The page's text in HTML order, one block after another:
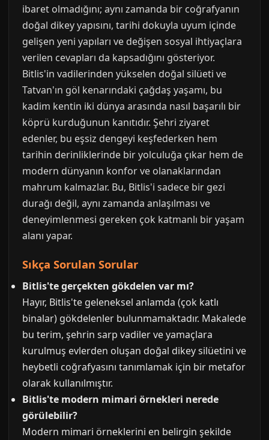
ibaret olmadığını; aynı zamanda bir coğrafyanın
doğal dikey yapısını, tarihi dokuyla uyum içinde
gelişen yeni yapıları ve değişen sosyal ihtiyaçlara
verilen cevapları da kapsadığını gösteriyor.
Bitlis'in vadilerinden yükselen doğal silüeti ve
Tatvan'ın göl kenarındaki çağdaş yaşamı, bu
kadim kentin iki dünya arasında nasıl başarılı bir
köprü kurduğunun kanıtıdır. Şehri ziyaret
edenler, bu eşsiz dengeyi keşfederken hem
tarihin derinliklerinde bir yolculuğa çıkar hem de
modern dünyanın konfor ve olanaklarından
mahrum kalmazlar. Bu, Bitlis'i sadece bir gezi
durağı değil, aynı zamanda anlaşılması ve
deneyimlenmesi gereken çok katmanlı bir yaşam
alanı yapar.
Sıkça Sorulan Sorular
Bitlis'te gerçekten gökdelen var mı?
Hayır, Bitlis'te geleneksel anlamda (çok katlı
binalar) gökdelenler bulunmamaktadır. Makalede
bu terim, şehrin sarp vadiler ve yamaçlara
kurulmuş evlerden oluşan doğal dikey silüetini ve
heybetli coğrafyasını tanımlamak için bir metafor
olarak kullanılmıştır.
Bitlis'te modern mimari örnekleri nerede
görülebilir?
Modern mimari örneklerini en belirgin şekilde